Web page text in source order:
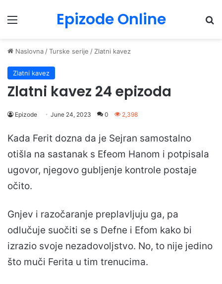
Menu Epizode Online
Naslovna /Turske serije / Zlatni kavez
Zlatni kavez
Zlatni kavez 24 epizoda
Epizode June 24, 2023 0 2,398
Kada Ferit dozna da je Sejran samostalno
otišla na sastanak s Efeom Hanom i potpisala
ugovor, njegovo gubljenje kontrole postaje
očito.
Gnjev i razočaranje preplavljuju ga, pa
odlučuje suočiti se s Defne i Efom kako bi
izrazio svoje nezadovoljstvo. No, to nije jedino
što muči Ferita u tim trenucima.